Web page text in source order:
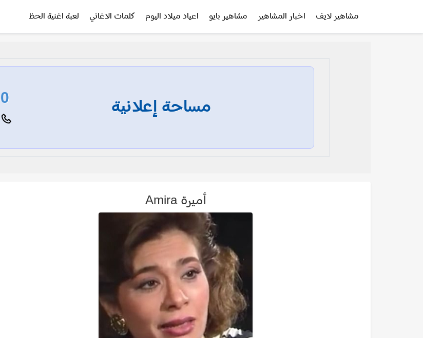
مشاهير لايف اخبار المشاهير مشاهير بايو اعياد ميلاد اليوم كلمات الاغاني لعبة اغنية الحظ
مساحة إعلانية
أميرة Amira